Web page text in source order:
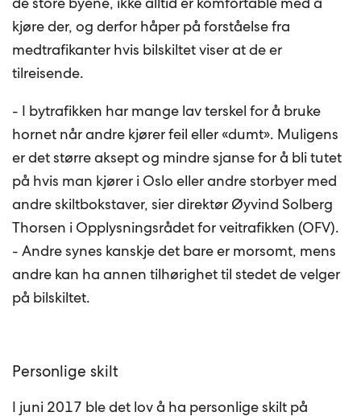
kjøre der, og derfor håper på forståelse fra
medtrafikanter hvis bilskiltet viser at de er
tilreisende.
- I bytrafikken har mange lav terskel for å bruke
hornet når andre kjører feil eller «dumt». Muligens
er det større aksept og mindre sjanse for å bli tutet
på hvis man kjører i Oslo eller andre storbyer med
andre skiltbokstaver, sier direktør Øyvind Solberg
Thorsen i Opplysningsrådet for veitrafikken (OFV).
- Andre synes kanskje det bare er morsomt, mens
andre kan ha annen tilhørighet til stedet de velger
på bilskiltet.
Personlige skilt
I juni 2017 ble det lov å ha personlige skilt på